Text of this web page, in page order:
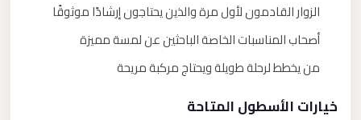
الزوار القادمون لأول مرة والذين يحتاجون إرشادًا موثوقًا
أصحاب المناسبات الخاصة الباحثين عن لمسة مميزة
من يخطط لرحلة طويلة ويحتاج مركبة مريحة
خيارات الأسطول المتاحة